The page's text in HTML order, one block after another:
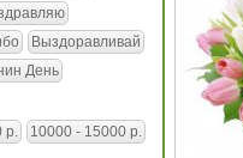
Выздоравливай
День
р.
10000 - 15000 р.